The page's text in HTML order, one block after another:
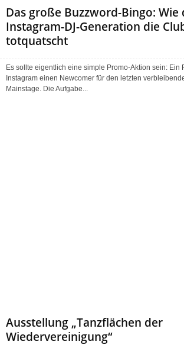
Das große Buzzword-Bingo: Wie
Instagram-DJ-Generation die
totquatscht
Es sollte eigentlich eine simple Promo-Aktion sein: Ein
Instagram einen Newcomer für den letzten
Mainstage. Die Aufgabe...
Ausstellung „Tanzflächen der
Wiedervereinigung“